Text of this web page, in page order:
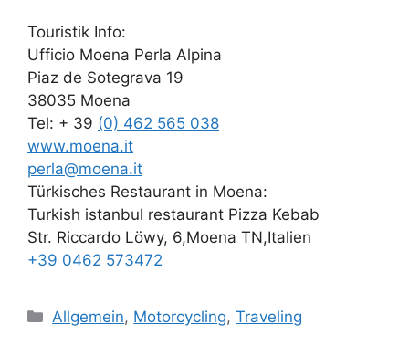
Touristik Info:
Ufficio Moena Perla Alpina
Piaz de Sotegrava 19
38035 Moena
Tel: + 39 (0) 462 565 038
www.moena.it
perla@moena.it
Türkisches Restaurant in Moena:
Turkish istanbul restaurant Pizza Kebab
Str. Riccardo Löwy, 6,Moena TN,Italien
+39 0462 573472
Kategorien
Allgemein, Motorcycling,Traveling